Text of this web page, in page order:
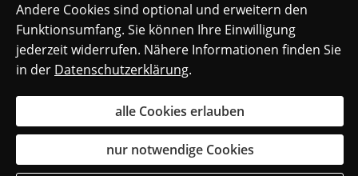
Andere Cookies sind optional und erweitern den
Funktionsumfang. Sie können Ihre Einwilligung
jederzeit widerrufen. Nähere Informationen finden Sie
in der Datenschutzerklärung.
alle Cookies erlauben
nur notwendige Cookies